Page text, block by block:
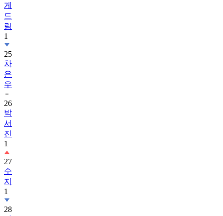
게
드
림
1
25
차
은
우
26
박
서
진
1
27
수
지
1
28